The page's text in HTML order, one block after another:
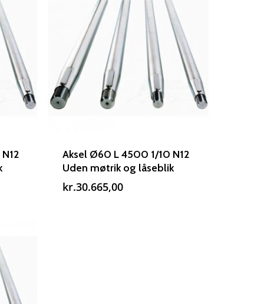
Aksel Ø60 L 4500 1/10 N12
Uden møtrik og låseblik
kr.30.665,00
Rudes Propeller
T: 75 59 43 22